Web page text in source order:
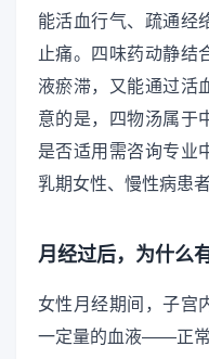
能活血行气、疏通经
止痛。四味药动静结
液瘀滞，又能通过活
意的是，四物汤属于
是否适用需咨询专业
乳期女性、慢性病患
月经过后，为什么
女性月经期间，子宫
一定量的血液——正常